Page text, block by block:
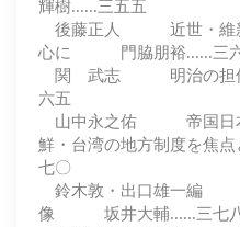
輝樹......三五五
後藤正人 近世・維新
心に 門脇朋裕......三
関 武志 明治の担
六五
山中永之佑 帝国日本
鮮・台湾の地方制度を
七〇
鈴木敦・出口雄一編
像 坂井大輔......三七